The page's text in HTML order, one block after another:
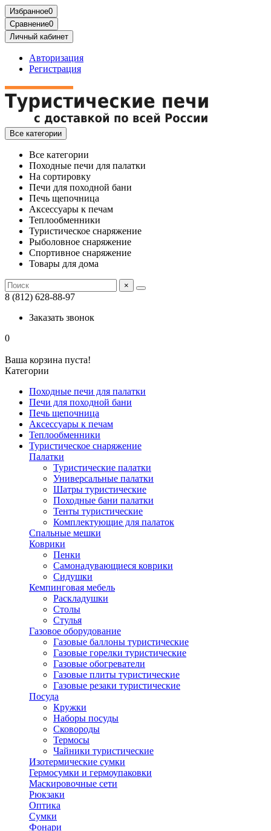
Избранное0
Сравнение0
Личный кабинет
Авторизация
Регистрация
Все категории
Все категории
Походные печи для палатки
На сортировку
Печи для походной бани
Печь щепочница
Аксессуары к печам
Теплообменники
Туристическое снаряжение
Рыболовное снаряжение
Спортивное снаряжение
Товары для дома
×
8 (812) 628-88-97
Заказать звонок
0
Ваша корзина пуста!
Категории
Походные печи для палатки
Печи для походной бани
Печь щепочница
Аксессуары к печам
Теплообменники
Туристическое снаряжение
Палатки
Туристические палатки
Универсальные палатки
Шатры туристические
Походные бани палатки
Тенты туристические
Комплектующие для палаток
Спальные мешки
Коврики
Пенки
Самонадувающиеся коврики
Сидушки
Кемпинговая мебель
Раскладушки
Столы
Стулья
Газовое оборудование
Газовые баллоны туристические
Газовые горелки туристические
Газовые обогреватели
Газовые плиты туристические
Газовые резаки туристические
Посуда
Кружки
Наборы посуды
Сковороды
Термосы
Чайники туристические
Изотермические сумки
Гермосумки и гермоупаковки
Маскировочные сети
Рюкзаки
Оптика
Сумки
Фонари